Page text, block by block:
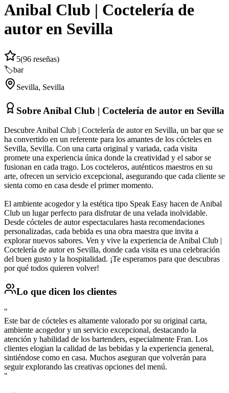
Anibal Club | Coctelería de
autor en Sevilla
5(96 reseñas)
🏷️bar
Sevilla, Sevilla
Sobre Anibal Club | Coctelería de autor en Sevilla
Descubre Anibal Club | Coctelería de autor en Sevilla, un bar que se
ha convertido en un referente para los amantes de los cócteles en
Sevilla, Sevilla. Con una carta original y variada, cada visita
promete una experiencia única donde la creatividad y el sabor se
fusionan en cada trago. Los cocteleros, auténticos maestros en su
arte, ofrecen un servicio excepcional, asegurando que cada cliente se
sienta como en casa desde el primer momento.
El ambiente acogedor y la estética tipo Speak Easy hacen de Anibal
Club un lugar perfecto para disfrutar de una velada inolvidable.
Desde cócteles de autor espectaculares hasta recomendaciones
personalizadas, cada bebida es una obra maestra que invita a
explorar nuevos sabores. Ven y vive la experiencia de Anibal Club |
Coctelería de autor en Sevilla, donde cada visita es una celebración
del buen gusto y la hospitalidad. ¡Te esperamos para que descubras
por qué todos quieren volver!
Lo que dicen los clientes
"
Este bar de cócteles es altamente valorado por su original carta,
ambiente acogedor y un servicio excepcional, destacando la
atención y habilidad de los bartenders, especialmente Fran. Los
clientes elogian la calidad de las bebidas y la experiencia general,
sintiéndose como en casa. Muchos aseguran que volverán para
seguir explorando las creativas opciones del menú.
"